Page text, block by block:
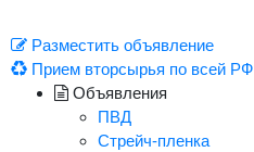
Разместить объявление
Прием вторсырья по всей РФ
Объявления
ПВД
Стрейч-пленка